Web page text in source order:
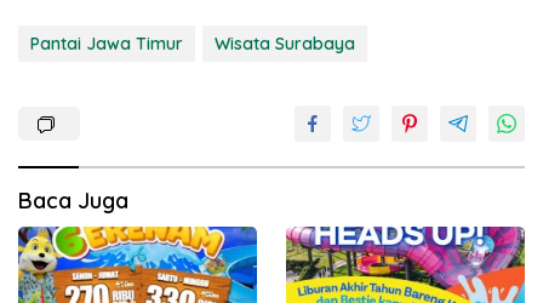
Pantai Jawa Timur Wisata Surabaya
Baca Juga